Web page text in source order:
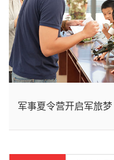
第七十七集团军某部开
军事夏令营开启军旅梦